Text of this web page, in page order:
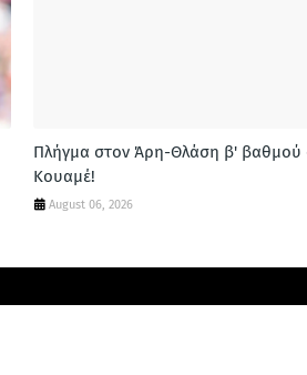
Πλήγμα στον Άρη-Θλάση β' βαθμού
Κουαμέ!
August 06, 2026